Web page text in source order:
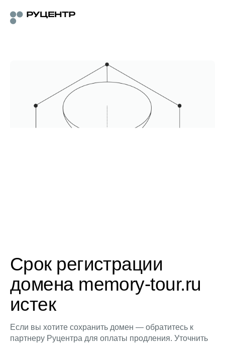
Срок регистрации
домена memory-tour.ru
истек
Если вы хотите сохранить домен — обратитесь к
партнеру Руцентра для оплаты продления. Уточнить